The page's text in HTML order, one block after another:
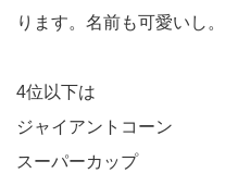
ります。名前も可愛いし。
4位以下は
ジャイアントコーン
スーパーカップ